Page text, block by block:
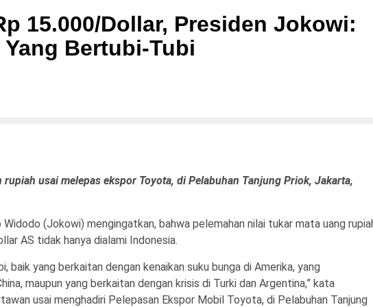
15.000/Dollar, Presiden Jokowi:
Bertubi-Tubi
usai melepas ekspor Toyota, di Pelabuhan Tanjung Priok, Jakarta,
(Jokowi) mengingatkan, bahwa pelemahan nilai tukar mata uang
AS tidak hanya dialami Indonesia.
yang berkaitan dengan kenaikan suku bunga di Amerika, yang
maupun yang berkaitan dengan krisis di Turki dan Argentina,” kata
usai menghadiri Pelepasan Ekspor Mobil Toyota, di Pelabuhan Tanjung